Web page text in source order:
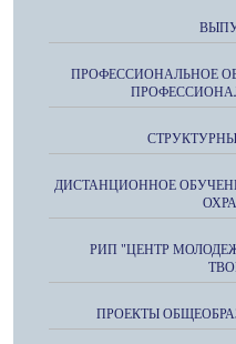
ПРОФЕССИОНАЛЬНОЕ
ДИСТАНЦИОННОЕ
РИП "ЦЕНТР
ПРОЕКТЫ